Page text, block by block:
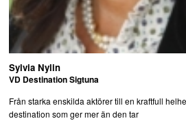
Sylvia Nylin
VD Destination Sigtuna
Från starka enskilda aktörer till en kraftfull
destination som ger mer än den tar